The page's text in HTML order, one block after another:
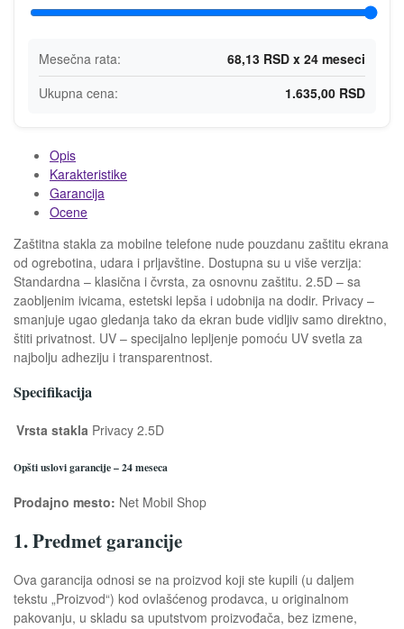
Mesečna rata:
68,13 RSD x 24 meseci
Ukupna cena:
1.635,00 RSD
Opis
Karakteristike
Garancija
Ocene
Zaštitna stakla za mobilne telefone nude pouzdanu zaštitu ekrana
od ogrebotina, udara i prljavštine. Dostupna su u više verzija:
Standardna – klasična i čvrsta, za osnovnu zaštitu. 2.5D – sa
zaobljenim ivicama, estetski lepša i udobnija na dodir. Privacy –
smanjuje ugao gledanja tako da ekran bude vidljiv samo direktno,
štiti privatnost. UV – specijalno lepljenje pomoću UV svetla za
najbolju adheziju i transparentnost.
Specifikacija
Vrsta stakla Privacy 2.5D
Opšti uslovi garancije – 24 meseca
Prodajno mesto: Net Mobil Shop
1. Predmet garancije
Ova garancija odnosi se na proizvod koji ste kupili (u daljem
tekstu „Proizvod“) kod ovlašćenog prodavca, u originalnom
pakovanju, u skladu sa uputstvom proizvođača, bez izmene,